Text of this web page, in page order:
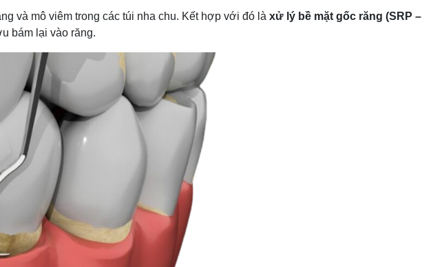
và mô viêm trong các túi nha chu. Kết hợp với đó là xử lý bề mặt gốc răng (SRP –
bám lại vào răng.